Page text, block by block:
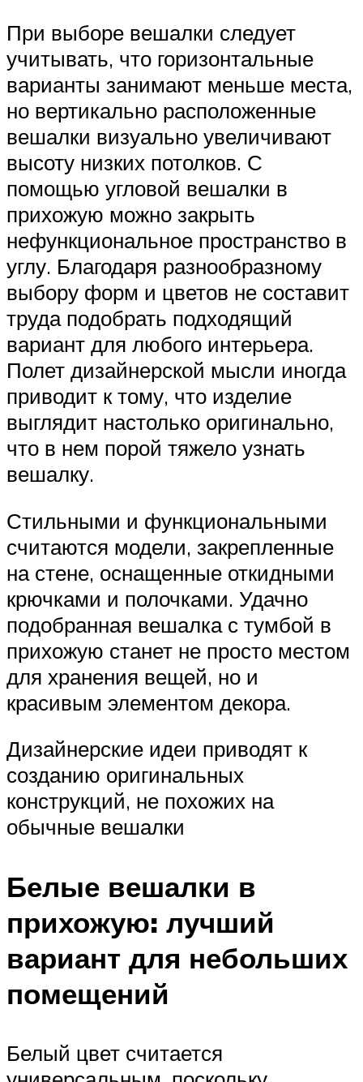
При выборе вешалки следует
учитывать, что горизонтальные
варианты занимают меньше места,
но вертикально расположенные
вешалки визуально увеличивают
высоту низких потолков. С
помощью угловой вешалки в
прихожую можно закрыть
нефункциональное пространство в
углу. Благодаря разнообразному
выбору форм и цветов не составит
труда подобрать подходящий
вариант для любого интерьера.
Полет дизайнерской мысли иногда
приводит к тому, что изделие
выглядит настолько оригинально,
что в нем порой тяжело узнать
вешалку.
Стильными и функциональными
считаются модели, закрепленные
на стене, оснащенные откидными
крючками и полочками. Удачно
подобранная вешалка с тумбой в
прихожую станет не просто местом
для хранения вещей, но и
красивым элементом декора.
Дизайнерские идеи приводят к
созданию оригинальных
конструкций, не похожих на
обычные вешалки
Белые вешалки в
прихожую: лучший
вариант для небольших
помещений
Белый цвет считается